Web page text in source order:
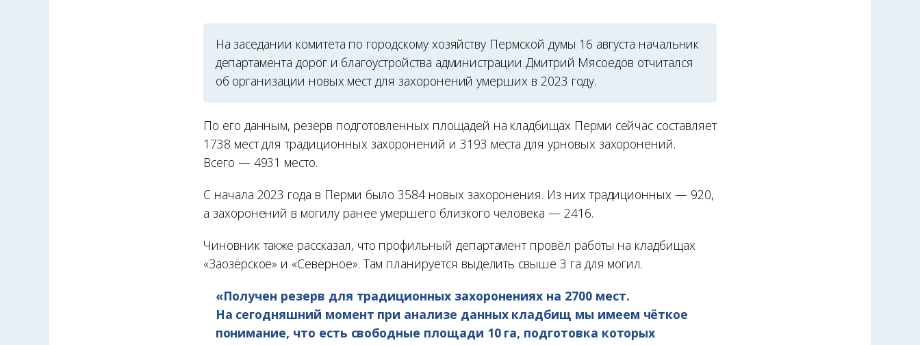
На заседании комитета по городскому хозяйству Пермской думы 16 августа начальник
департамента дорог и благоустройства администрации Дмитрий Мясоедов отчитался
об организации новых мест для захоронений умерших в 2023 году.
По его данным, резерв подготовленных площадей на кладбищах Перми сейчас составляет
1738 мест для традиционных захоронений и 3193 места для урновых захоронений.
Всего — 4931 место.
С начала 2023 года в Перми было 3584 новых захоронения. Из них традиционных — 920,
а захоронений в могилу ранее умершего близкого человека — 2416.
Чиновник также рассказал, что профильный департамент провёл работы на кладбищах
«Заозёрское» и «Северное». Там планируется выделить свыше 3 га для могил.
«Получен резерв для традиционных захоронениях на 2700 мест.
На сегодняшний момент при анализе данных кладбищ мы имеем чёткое
понимание, что есть свободные площади 10 га, подготовка которых